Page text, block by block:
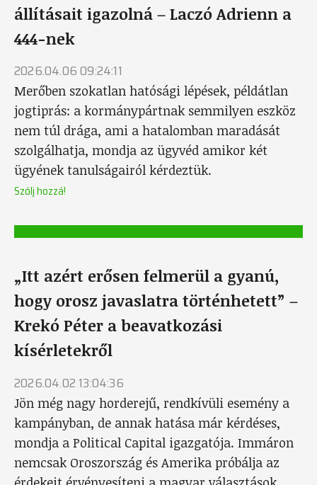
állításait igazolná – Laczó Adrienn a
444-nek
2026.04.06 09:24:11
Merőben szokatlan hatósági lépések, példátlan
jogtiprás: a kormánypártnak semmilyen eszköz
nem túl drága, ami a hatalomban maradását
szolgálhatja, mondja az ügyvéd amikor két
ügyének tanulságairól kérdeztük.
Szólj hozzá!
„Itt azért erősen felmerül a gyanú,
hogy orosz javaslatra történhetett” –
Krekó Péter a beavatkozási
kísérletekről
2026.04.02 13:04:36
Jön még nagy horderejű, rendkívüli esemény a
kampányban, de annak hatása már kérdéses,
mondja a Political Capital igazgatója. Immáron
nemcsak Oroszország és Amerika próbálja az